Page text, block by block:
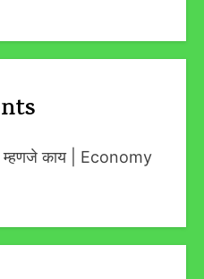
म्हणजे काय | Economy